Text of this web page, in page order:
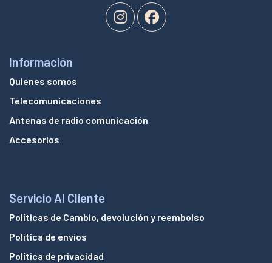
Información
Quienes somos
Telecomunicaciones
Antenas de radio comunicación
Accesorios
Servicio Al Cliente
Políticas de Cambio, devolución y reembolso
Política de envíos
Política de privacidad